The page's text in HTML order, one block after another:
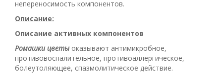
непереносимость компонентов.
Описание:
Описание активных компонентов
Ромашки цветы оказывают антимикробное,
противовоспалительное, противоаллергическое,
болеутоляющее, спазмолитическое действие.